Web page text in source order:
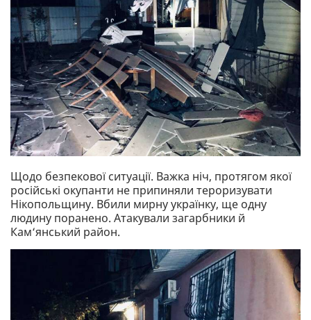
Щодо безпекової ситуації. Важка ніч, протягом якої
російські окупанти не припиняли тероризувати
Нікопольщину. Вбили мирну українку, ще одну
людину поранено. Атакували загарбники й
Кам‘янський район.